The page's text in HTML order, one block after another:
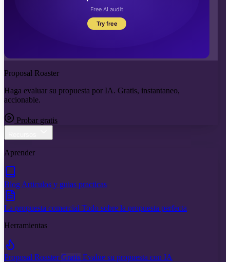
Proposal Roaster
Haga evaluar su propuesta por IA. Gratis, instantaneo,
accionable.
Probar gratis
Aprender
Blog Articulos y guias practicas
La propuesta comercial Todo sobre la propuesta perfecta
Herramientas
Proposal RoasterGratis Evalue su propuesta con IA